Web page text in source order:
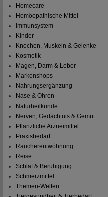
Homecare
Homöopathische Mittel
Immunsystem
Kinder
Knochen, Muskeln & Gelenke
Kosmetik
Magen, Darm & Leber
Markenshops
Nahrungsergänzung
Nase & Ohren
Naturheilkunde
Nerven, Gedächtnis & Gemüt
Pflanzliche Arzneimittel
Praxisbedarf
Raucherentwöhnung
Reise
Schlaf & Beruhigung
Schmerzmittel
Themen-Welten